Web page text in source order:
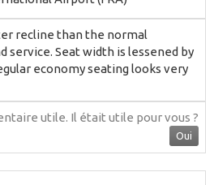
recline than the normal
service. Seat width is lessened by
economy seating looks very
utile. Il était utile pour vous ?
Oui